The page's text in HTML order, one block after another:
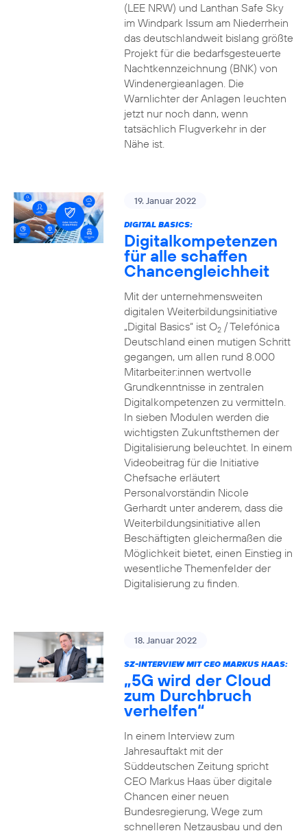
(LEE NRW) und Lanthan Safe Sky
im Windpark Issum am Niederrhein
das deutschlandweit bislang größte
Projekt für die bedarfsgesteuerte
Nachtkennzeichnung (BNK) von
Windenergieanlagen. Die
Warnlichter der Anlagen leuchten
jetzt nur noch dann, wenn
tatsächlich Flugverkehr in der
Nähe ist.
19. Januar 2022
DIGITAL BASICS:
Digitalkompetenzen
für alle schaffen
Chancengleichheit
Mit der unternehmensweiten
digitalen Weiterbildungsinitiative
„Digital Basics“ ist O2/ Telefónica
Deutschland einen mutigen Schritt
gegangen, um allen rund 8.000
Mitarbeiter:innen wertvolle
Grundkenntnisse in zentralen
Digitalkompetenzen zu vermitteln.
In sieben Modulen werden die
wichtigsten Zukunftsthemen der
Digitalisierung beleuchtet. In einem
Videobeitrag für die Initiative
Chefsache erläutert
Personalvorständin Nicole
Gerhardt unter anderem, dass die
Weiterbildungsinitiative allen
Beschäftigten gleichermaßen die
Möglichkeit bietet, einen Einstieg in
wesentliche Themenfelder der
Digitalisierung zu finden.
18. Januar 2022
SZ-INTERVIEW MIT CEO MARKUS HAAS:
„5G wird der Cloud
zum Durchbruch
verhelfen“
In einem Interview zum
Jahresauftakt mit der
Süddeutschen Zeitung spricht
CEO Markus Haas über digitale
Chancen einer neuen
Bundesregierung, Wege zum
schnelleren Netzausbau und den